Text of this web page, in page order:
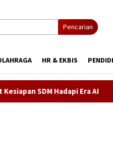
Pencarian
HR & EKBIS
Demokrat Karawang